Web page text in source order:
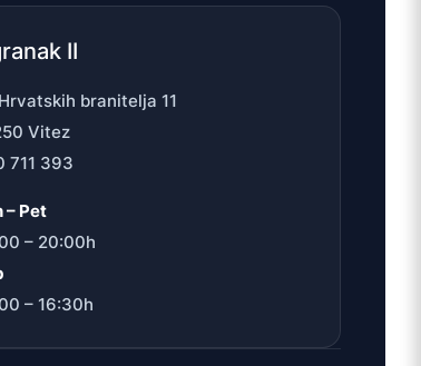
II
branitelja 11
Vitez
711 393
– Pet
– 20:00h
– 16:30h